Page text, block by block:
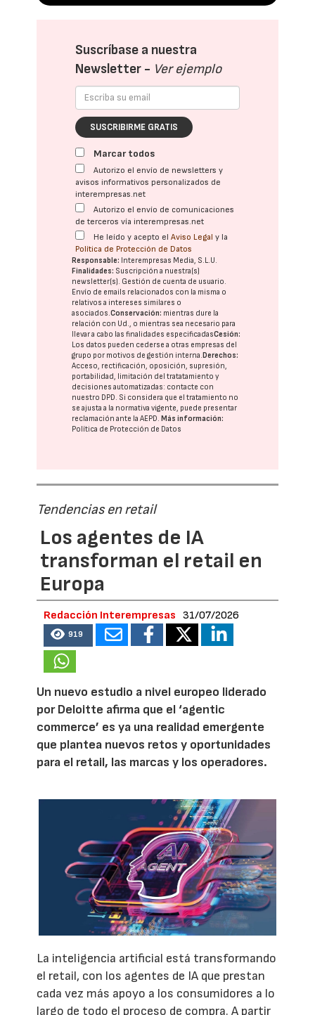
Suscríbase a nuestra
Newsletter - Ver ejemplo
SUSCRIBIRME GRATIS
Marcar todos
Autorizo el envío de newsletters y
avisos informativos personalizados de
interempresas.net
Autorizo el envío de comunicaciones
de terceros vía interempresas.net
He leído y acepto elAviso Legal y la
Política de Protección de Datos
Responsable: Interempresas Media, S.L.U.
Finalidades: Suscripción a nuestra(s)
newsletter(s). Gestión de cuenta de usuario.
Envío de emails relacionados con la misma o
relativos a intereses similares o
asociados.Conservación: mientras dure la
relación con Ud., o mientras sea necesario para
llevar a cabo las finalidades especificadasCesión:
Los datos pueden cederse a otras empresas del
grupo por motivos de gestión interna.Derechos:
Acceso, rectificación, oposición, supresión,
portabilidad, limitación del tratatamiento y
decisiones automatizadas: contacte con
nuestro DPD. Si considera que el tratamiento no
se ajusta a la normativa vigente, puede presentar
reclamación ante laAEPD.Más información:
Política de Protección de Datos
Tendencias en retail
Los agentes de IA
transforman el retail en
Europa
Redacción Interempresas 31/07/2026
919
Un nuevo estudio a nivel europeo liderado
por Deloitte afirma que el ‘agentic
commerce’ es ya una realidad emergente
que plantea nuevos retos y oportunidades
para el retail, las marcas y los operadores.
La inteligencia artificial está transformando
el retail, con los agentes de IA que prestan
cada vez más apoyo a los consumidores a lo
largo de todo el proceso de compra. A partir